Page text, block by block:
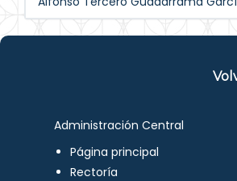
Administración Central
Página principal
Rectoría